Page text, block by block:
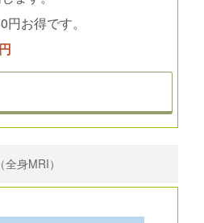
お得です。
身MRI）